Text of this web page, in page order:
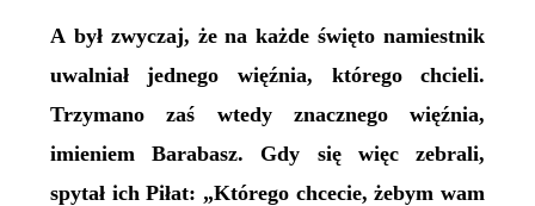
A był zwyczaj, że na każde święto namiestnik
uwalniał jednego więźnia, którego chcieli.
Trzymano zaś wtedy znacznego więźnia,
imieniem Barabasz. Gdy się więc zebrali,
spytał ich Piłat: „Którego chcecie, żebym wam